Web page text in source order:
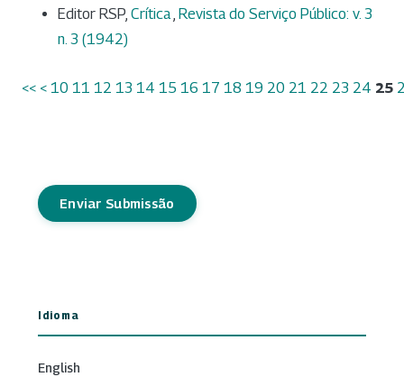
Editor RSP, Crítica, Revista do Serviço Público: v. 3
n. 3 (1942)
<< < 10 11 12 13 14 15 16 17 18 19 20 21 22 23 24 25
Enviar Submissão
Idioma
English